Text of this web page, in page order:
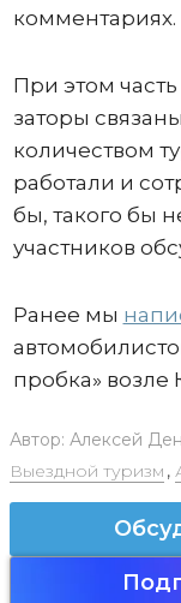
комментариях.
При этом часть
заторы
количеством
работали и
бы, такого бы
участников
Ранее мы
пробка» возле
Автор: Алексей
Выездной туризм ,